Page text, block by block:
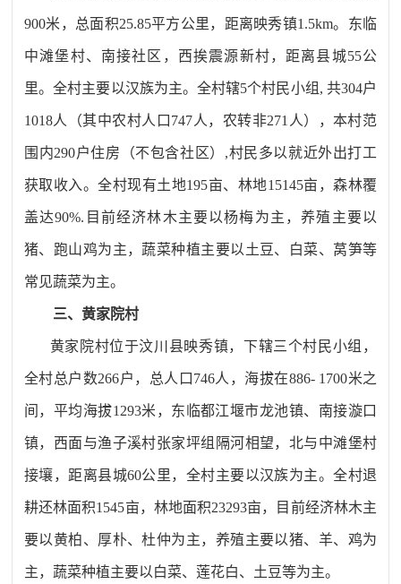
900米，总面积25.85平方公里，距离映秀镇1.5km。东临
中滩堡村、南接社区，西挨震源新村，距离县城55公
里。全村主要以汉族为主。全村辖5个村民小组 , 共304户
1018人（其中农村人口 747人，农转非271 人），本村范
围内290户住房（不包含社区） ,村民多以就近外出打工
获取收入。全村现有土地195亩、林地15145亩，森林覆
盖达90%. 目前经济林木主要以杨梅为主，养殖主要以
猪、跑山鸡为主，蔬菜种植主要以土豆、白菜、莴笋等
常见蔬菜为主。
三、黄家院村
黄家院村位于汶川县映秀镇，下辖三个村民小组，
全村总户数266户，总人口 746人，海拔在886- 1700米之
间，平均海拔1293米，东临都江堰市龙池镇、南接漩口
镇，西面与渔子溪村张家坪组隔河相望，北与中滩堡村
接壤，距离县城60公里，全村主要以汉族为主。全村退
耕还林面积1545亩，林地面积23293亩，目前经济林木主
要以黄柏、厚朴、杜仲为主，养殖主要以猪、羊、鸡为
主，蔬菜种植主要以白菜、莲花白、土豆等为主。